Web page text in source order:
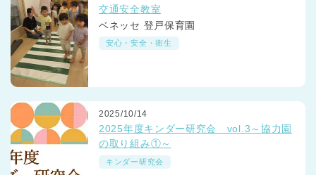
交通安全教室
ベネッセ 登戸保育園
安心・安全・衛生
2025/10/14
2025年度キンダー研究会 vol.3～協力園
の取り組み①～
キンダー研究会